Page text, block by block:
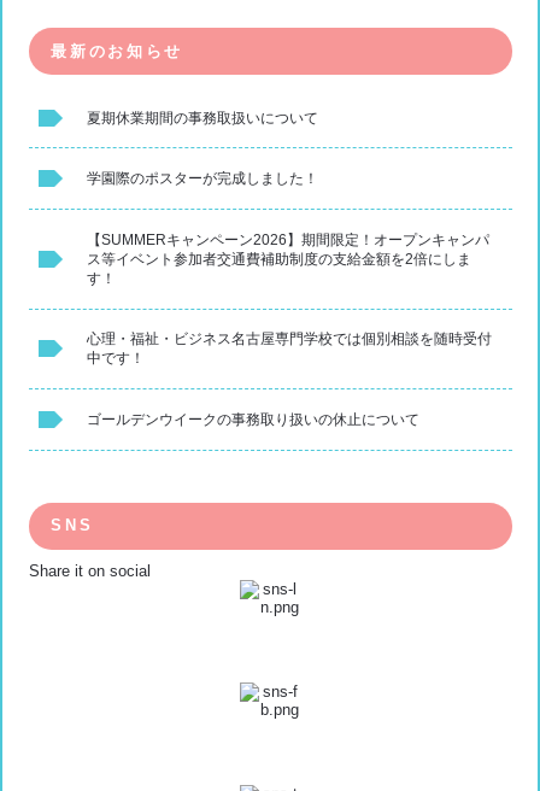
最新のお知らせ
夏期休業期間の事務取扱いについて
学園際のポスターが完成しました！
【SUMMERキャンペーン2026】期間限定！オープンキャンパ
ス等イベント参加者交通費補助制度の支給金額を2倍にしま
す！
心理・福祉・ビジネス名古屋専門学校では個別相談を随時受付
中です！
ゴールデンウイークの事務取り扱いの休止について
SNS
Share it on social